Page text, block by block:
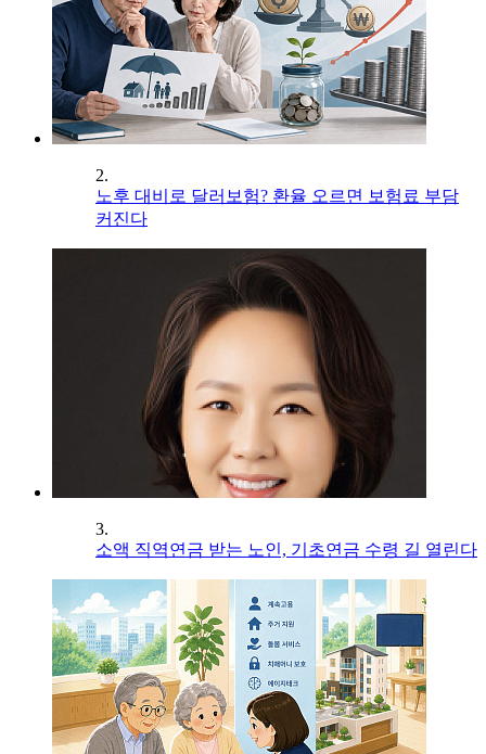
2.
노후 대비로 달러보험? 환율 오르면 보험료 부담
커진다
3.
소액 직역연금 받는 노인, 기초연금 수령 길 열린다